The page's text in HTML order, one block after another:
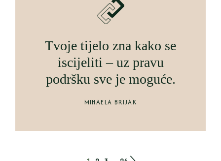
Tvoje tijelo zna kako se
iscijeliti – uz pravu
podršku sve je moguće.
MIHAELA BRIJAK